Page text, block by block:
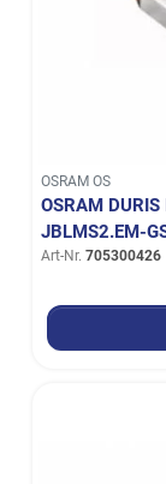
OSRAM OS
OSRAM DURIS
BLMS2.EM-
Art-Nr. 705300426